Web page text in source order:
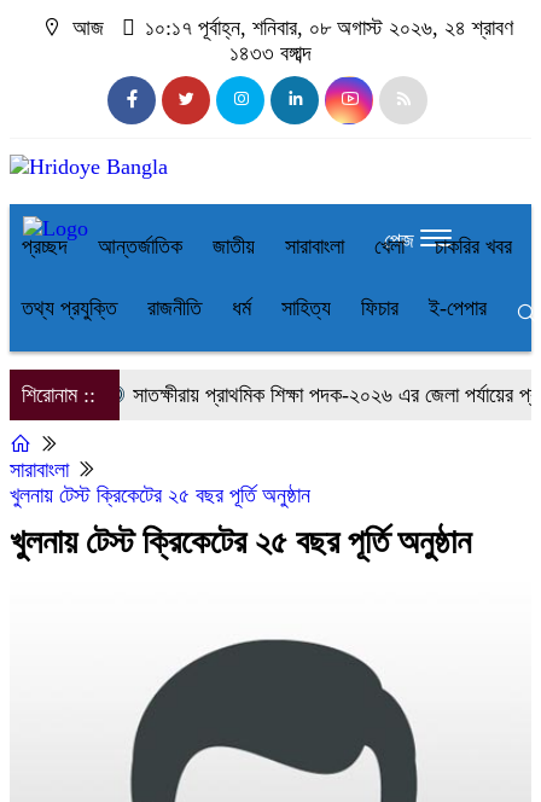
আজ
১০:১৭ পূর্বাহ্ন, শনিবার, ০৮ অগাস্ট ২০২৬, ২৪ শ্রাবণ
১৪৩৩ বঙ্গাব্দ
প্রচ্ছদ আন্তর্জাতিক জাতীয় সারাবাংলা খেলা চাকরির খবর
তথ্য প্রযুক্তি রাজনীতি ধর্ম সাহিত্য ফিচার ই-পেপার
পেজ
শিরোনাম :: সাতক্ষীরায় প্রাথমিক শিক্ষা পদক-২০২৬ এর জেলা পর্যায়ের
সারাবাংলা
খুলনায় টেস্ট ক্রিকেটের ২৫ বছর পূর্তি অনুষ্ঠান
খুলনায় টেস্ট ক্রিকেটের ২৫ বছর পূর্তি অনুষ্ঠান